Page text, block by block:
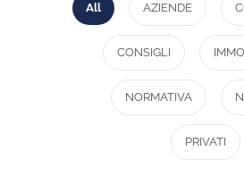
All AZIENDE
CONSIGLI
NORMATIVA
PRIVATI